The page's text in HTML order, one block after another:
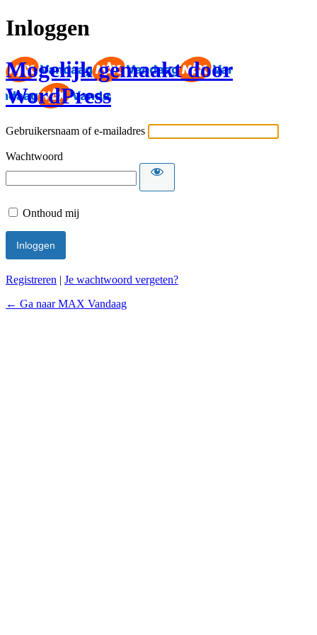
Inloggen
Mogelijk gemaakt door
WordPress
Gebruikersnaam of e-mailadres
Wachtwoord
Onthoud mij
Registreren | Je wachtwoord vergeten?
← Ga naar MAX Vandaag